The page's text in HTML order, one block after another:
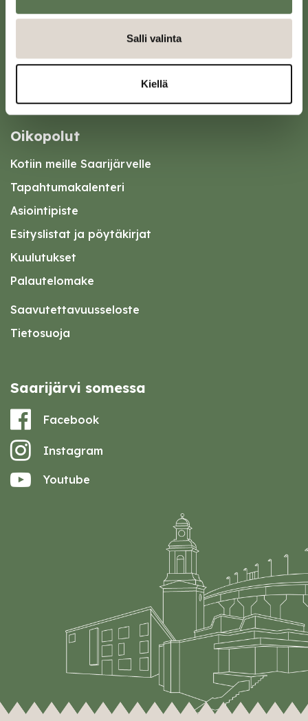
Salli valinta
Kiellä
Oikopolut
Kotiin meille Saarijärvelle
Tapahtumakalenteri
Asiointipiste
Esityslistat ja pöytäkirjat
Kuulutukset
Palautelomake
Saavutettavuusseloste
Tietosuoja
Saarijärvi somessa
Facebook
Instagram
Youtube